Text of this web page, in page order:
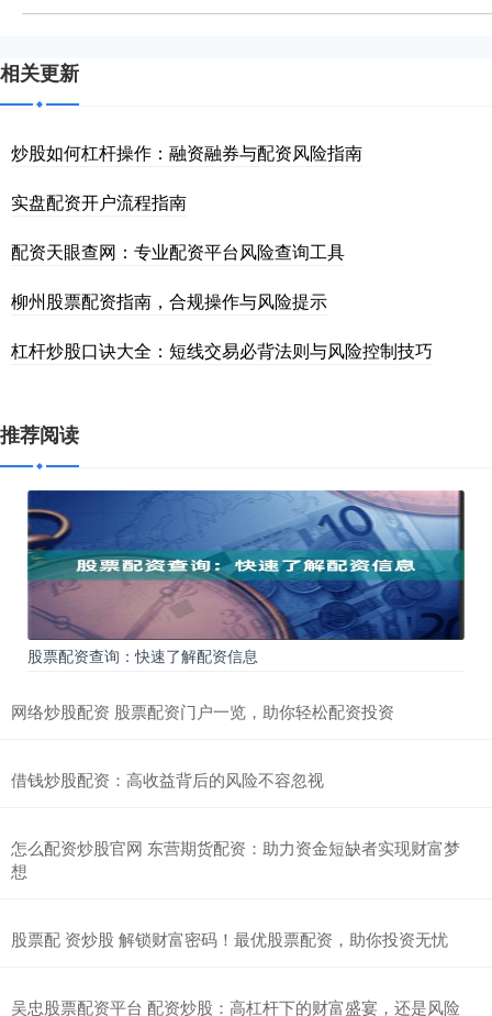
相关更新
炒股如何杠杆操作：融资融券与配资风险指南
实盘配资开户流程指南
配资天眼查网：专业配资平台风险查询工具
柳州股票配资指南，合规操作与风险提示
杠杆炒股口诀大全：短线交易必背法则与风险控制技巧
推荐阅读
股票配资查询：快速了解配资信息
网络炒股配资 股票配资门户一览，助你轻松配资投资
借钱炒股配资：高收益背后的风险不容忽视
怎么配资炒股官网 东营期货配资：助力资金短缺者实现财富梦
想
股票配 资炒股 解锁财富密码！最优股票配资，助你投资无忧
吴忠股票配资平台 配资炒股：高杠杆下的财富盛宴，还是风险